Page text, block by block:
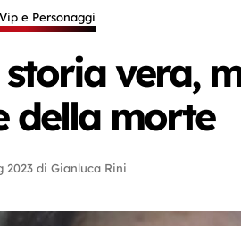
Vip e Personaggi
vera,
della morte
2023 di Gianluca Rini